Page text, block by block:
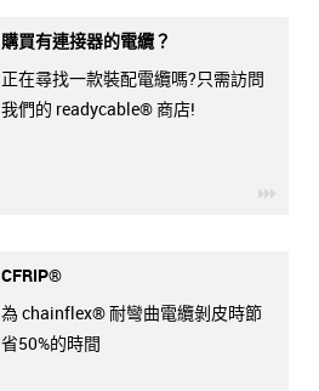
購買有連接器的電纜？
正在尋找一款裝配電纜嗎?只需訪問
我們的 readycable® 商店!
igus-
CFRIP®
為 chainflex® 耐彎曲電纜剝皮時節
省50%的時間